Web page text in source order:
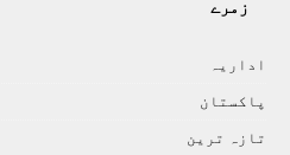
زمرے
اداريہ
پاکستان
تازہ ترين